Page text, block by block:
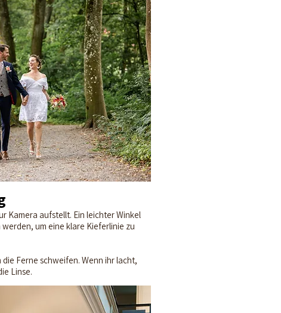
Kamera aufstellt. Ein leichter Winkel
um eine klare Kieferlinie zu
Ferne schweifen. Wenn ihr lacht,
Linse.